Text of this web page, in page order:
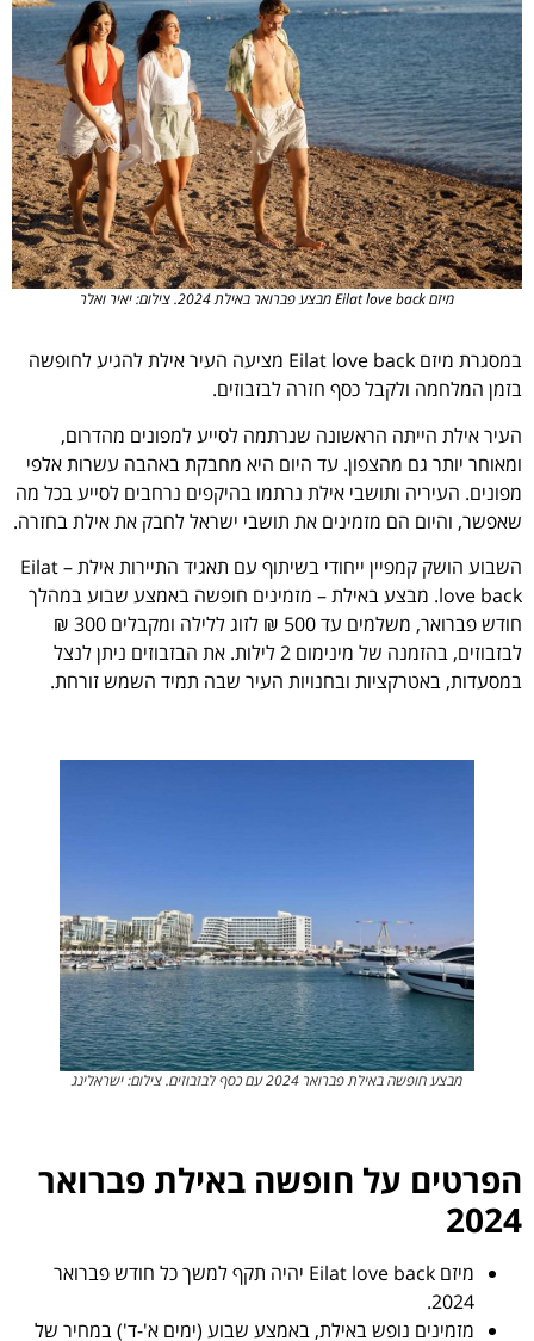
מיזם Eilat love back מבצע פברואר באילת 2024. צילום: יאיר ואלר
במסגרת מיזם Eilat love back מציעה העיר אילת להגיע לחופשה
בזמן המלחמה ולקבל כסף חזרה לבזבוזים.
העיר אילת הייתה הראשונה שנרתמה לסייע למפונים מהדרום,
ומאוחר יותר גם מהצפון. עד היום היא מחבקת באהבה עשרות אלפי
מפונים. העיריה ותושבי אילת נרתמו בהיקפים נרחבים לסייע בכל מה
שאפשר, והיום הם מזמינים את תושבי ישראל לחבק את אילת בחזרה.
השבוע הושק קמפיין ייחודי בשיתוף עם תאגיד התיירות אילת – Eilat
love back. מבצע באילת – מזמינים חופשה באמצע שבוע במהלך
חודש פברואר, משלמים עד 500 ₪ לזוג ללילה ומקבלים 300 ₪
לבזבוזים, בהזמנה של מינימום 2 לילות. את הבזבוזים ניתן לנצל
במסעדות, באטרקציות ובחנויות העיר שבה תמיד השמש זורחת.
מבצע חופשה באילת פברואר 2024 עם כסף לבזבוזים. צילום: ישראלינג
הפרטים על חופשה באילת פברואר
2024
מיזם Eilat love back יהיה תקף למשך כל חודש פברואר
2024.
מזמינים נופש באילת, באמצע שבוע (ימים א'-ד') במחיר של